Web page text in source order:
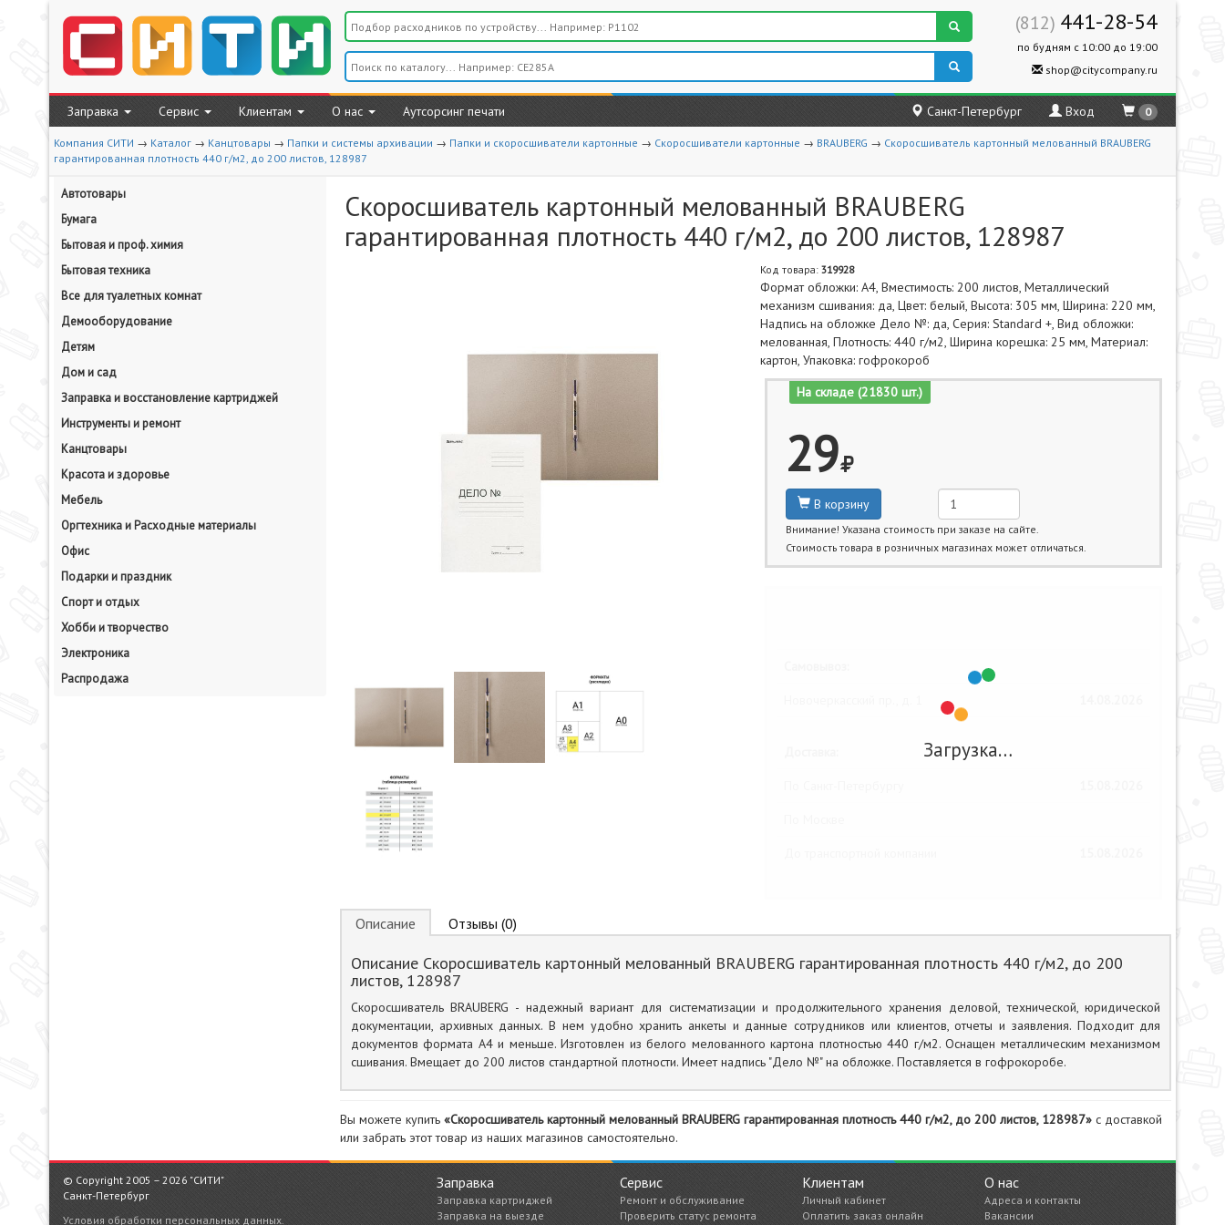
(812) 441-28-54
по будням с 10:00 до 19:00
shop@citycompany.ru
Заправка Сервис Клиентам О нас Аутсорсинг печати Санкт-Петербург Вход 0
Компания СИТИ → Каталог → Канцтовары → Папки и системы архивации → Папки и скоросшиватели картонные → Скоросшиватели картонные → BRAUBERG → Скоросшиватель картонный мелованный BRAUBERG
гарантированная плотность 440 г/м2, до 200 листов, 128987
Автотовары
Бумага
Бытовая и проф. химия
Бытовая техника
Все для туалетных комнат
Демооборудование
Детям
Дом и сад
Заправка и восстановление картриджей
Инструменты и ремонт
Канцтовары
Красота и здоровье
Мебель
Оргтехника и Расходные материалы
Офис
Подарки и праздник
Спорт и отдых
Хобби и творчество
Электроника
Распродажа
Скоросшиватель картонный мелованный BRAUBERG
гарантированная плотность 440 г/м2, до 200 листов, 128987
Код товара:319928
Формат обложки: A4, Вместимость: 200 листов, Металлический
механизм сшивания: да, Цвет: белый, Высота: 305 мм, Ширина: 220 мм,
Надпись на обложке Дело №: да, Серия: Standard +, Вид обложки:
мелованная, Плотность: 440 г/м2, Ширина корешка: 25 мм, Материал:
картон, Упаковка: гофрокороб
На складе (21830 шт.)
29
В корзину
Внимание! Указана стоимость при заказе на сайте.
Стоимость товара в розничных магазинах может отличаться.
Загрузка…
Описание Отзывы (0)
Описание Скоросшиватель картонный мелованный BRAUBERG гарантированная плотность 440 г/м2, до 200
листов, 128987
Скоросшиватель BRAUBERG - надежный вариант для систематизации и продолжительного хранения деловой, технической, юридической
документации, архивных данных. В нем удобно хранить анкеты и данные сотрудников или клиентов, отчеты и заявления. Подходит для
документов формата А4 и меньше. Изготовлен из белого мелованного картона плотностью 440 г/м2. Оснащен металлическим механизмом
сшивания. Вмещает до 200 листов стандартной плотности. Имеет надпись "Дело №" на обложке. Поставляется в гофрокоробе.
Вы можете купить «Скоросшиватель картонный мелованный BRAUBERG гарантированная плотность 440 г/м2, до 200 листов, 128987»с доставкой
или забрать этот товар из наших магазинов самостоятельно.
Заправка
Заправка картриджей
Заправка на выезде
Сервис
Ремонт и обслуживание
Проверить статус ремонта
Клиентам
Личный кабинет
Оплатить заказ онлайн
О нас
Адреса и контакты
Вакансии
© Copyright 2005 – 2026 "СИТИ"
Санкт-Петербург
Условия обработки персональных данных.